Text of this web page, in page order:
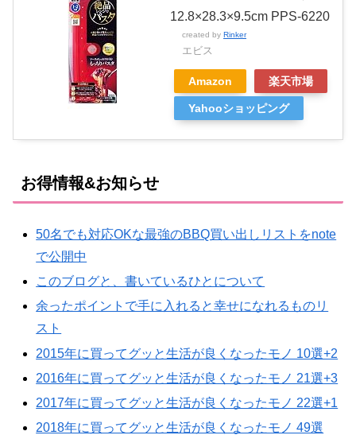
12.8×28.3×9.5cm PPS-6220
created by Rinker
エビス
Amazon 楽天市場
Yahooショッピング
お得情報&お知らせ
50名でも対応OKな最強のBBQ買い出しリストをnote
で公開中
このブログと、書いているひとについて
余ったポイントで手に入れると幸せになれるものリ
スト
2015年に買ってグッと生活が良くなったモノ 10選+2
2016年に買ってグッと生活が良くなったモノ 21選+3
2017年に買ってグッと生活が良くなったモノ 22選+1
2018年に買ってグッと生活が良くなったモノ 49選